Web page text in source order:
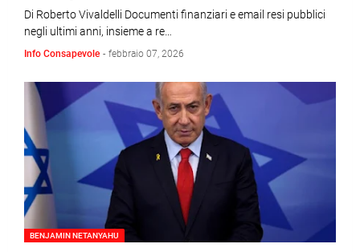
Di Roberto Vivaldelli Documenti finanziari e email resi pubblici
negli ultimi anni, insieme a re…
Info Consapevole - febbraio 07, 2026
BENJAMIN NETANYAHU